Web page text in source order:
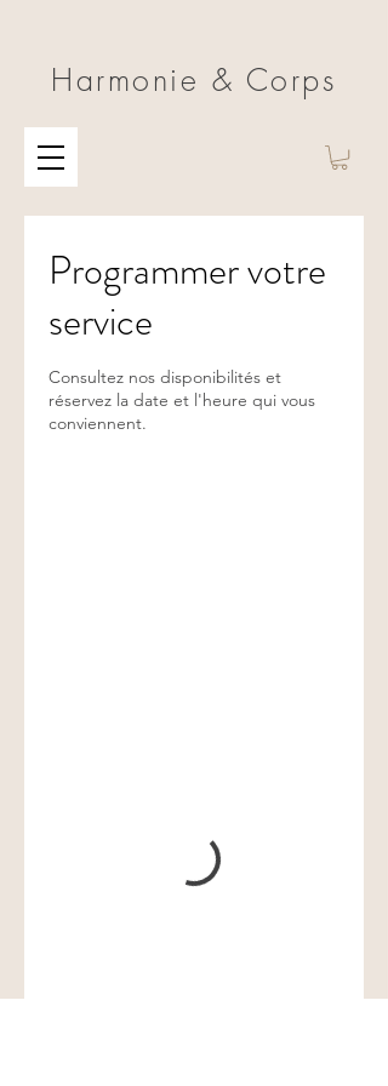
Harmonie & Corps
Programmer votre
service
Consultez nos disponibilités et
réservez la date et l'heure qui vous
conviennent.